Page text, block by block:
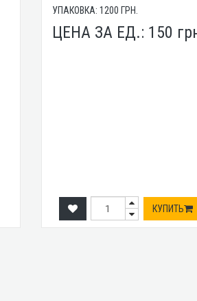
УПАКОВКА: 1200 ГРН.
ЦЕНА ЗА ЕД.: 150
КУПИТЬ